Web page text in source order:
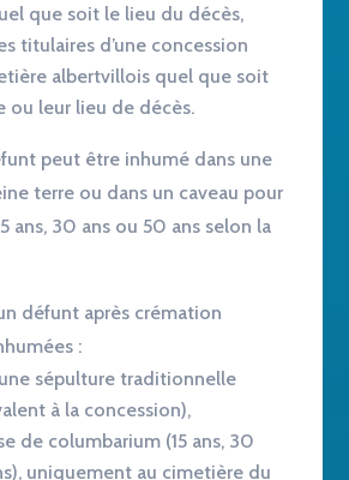
que soit le lieu du décès,
titulaires d’une concession
albertvillois quel que soit
ou leur lieu de décès.
peut être inhumé dans une
terre ou dans un caveau pour
ans, 30 ans ou 50 ans selon la
défunt après crémation
:
sépulture traditionnelle
à la concession),
de columbarium (15 ans, 30
uniquement au cimetière du